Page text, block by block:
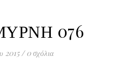
076
2015 / 0 σχόλια